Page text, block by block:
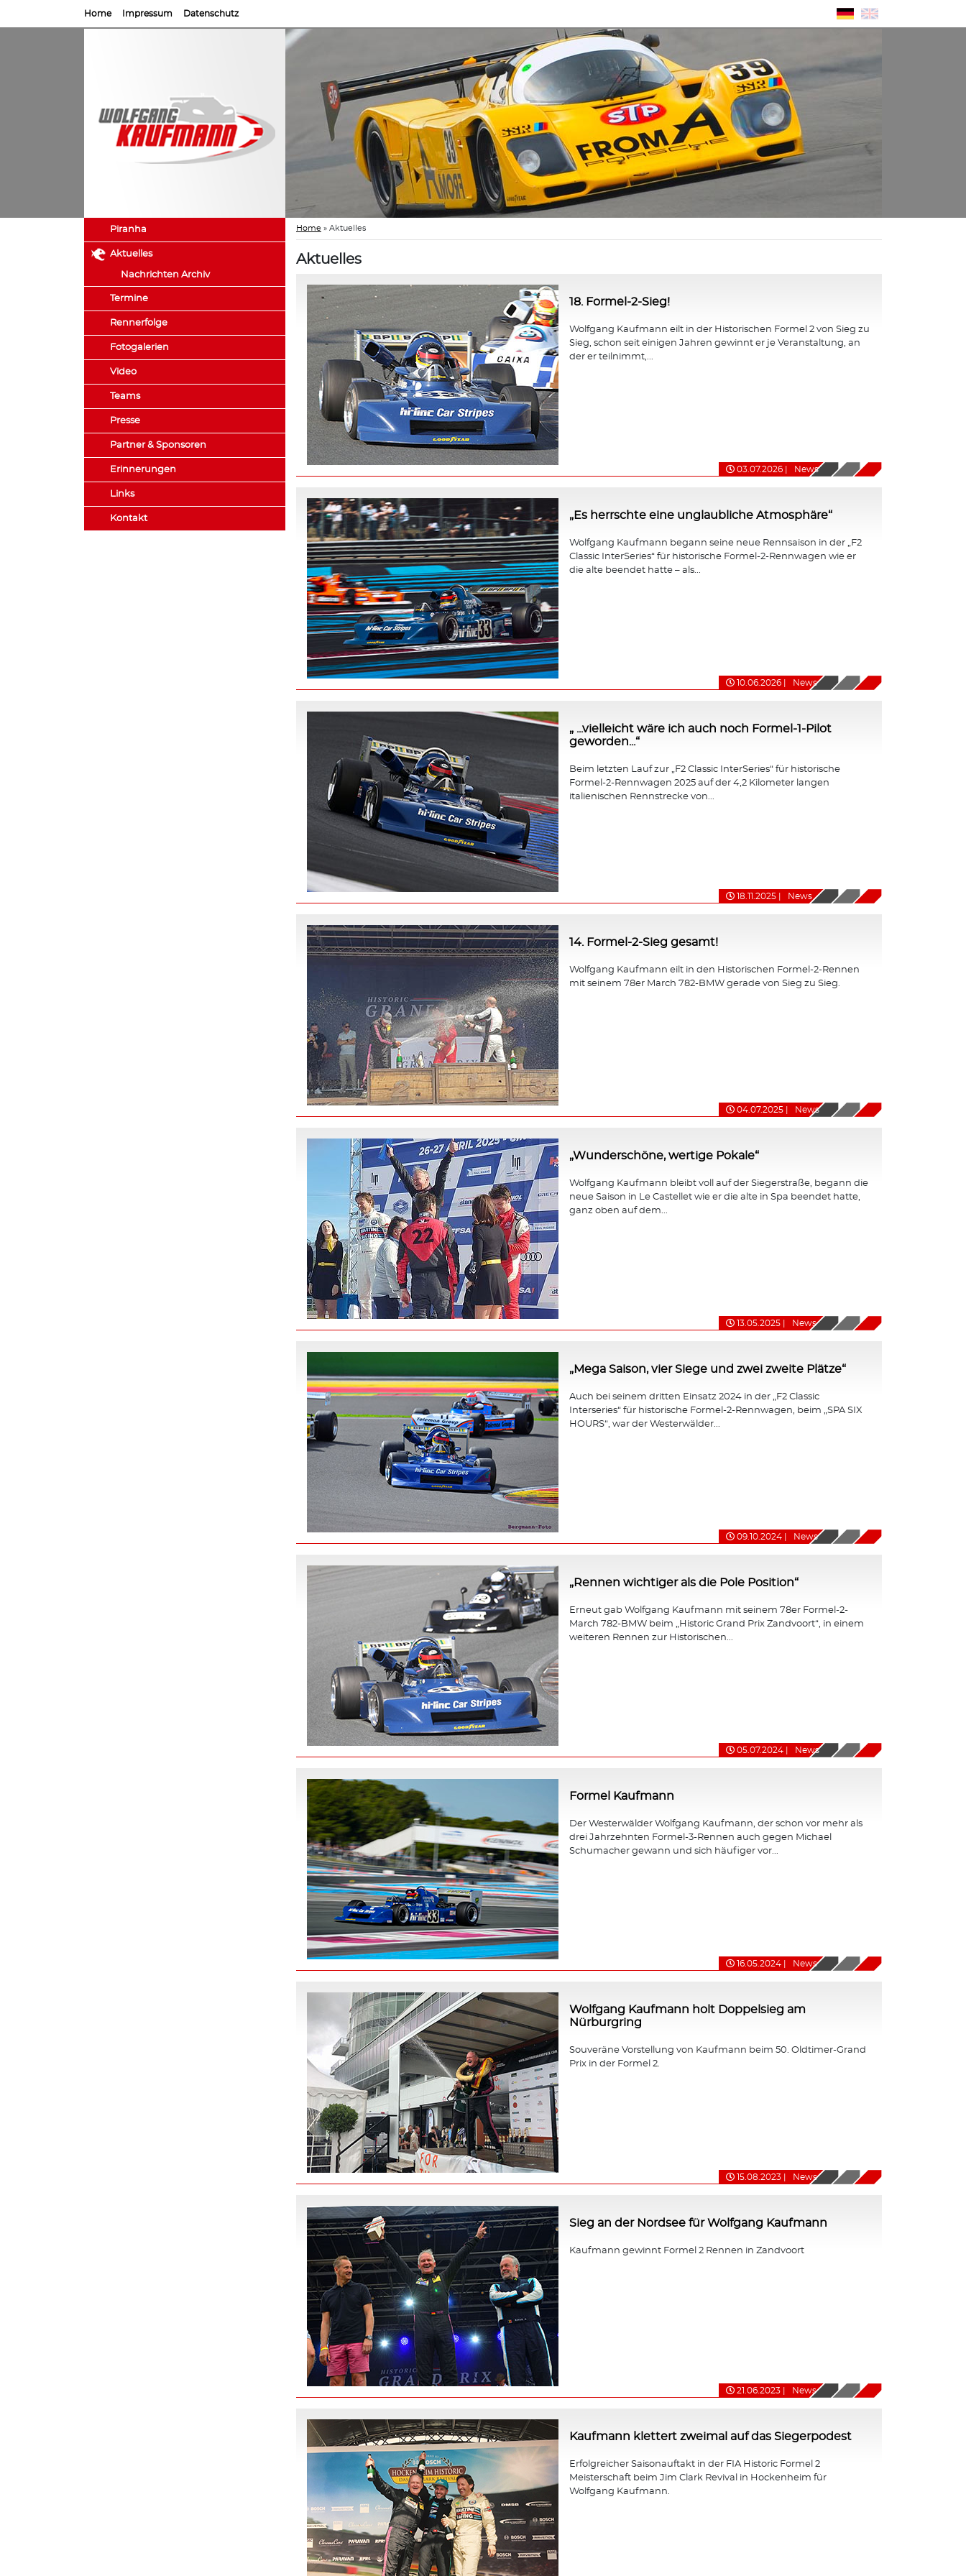
Home Impressum Datenschutz
Piranha
Aktuelles
Nachrichten Archiv
Termine
Rennerfolge
Fotogalerien
Video
Teams
Presse
Partner & Sponsoren
Erinnerungen
Links
Kontakt
Home » Aktuelles
Aktuelles
18. Formel-2-Sieg!
Wolfgang Kaufmann eilt in der Historischen Formel 2 von Sieg zu
Sieg, schon seit einigen Jahren gewinnt er je Veranstaltung, an
der er teilnimmt,...
03.07.2026 News
„Es herrschte eine unglaubliche Atmosphäre“
Wolfgang Kaufmann begann seine neue Rennsaison in der „F2
Classic InterSeries“ für historische Formel-2-Rennwagen wie er
die alte beendet hatte – als...
10.06.2026 News
„ ...vielleicht wäre ich auch noch Formel-1-Pilot
geworden...“
Beim letzten Lauf zur „F2 Classic InterSeries“ für historische
Formel-2-Rennwagen 2025 auf der 4,2 Kilometer langen
italienischen Rennstrecke von...
18.11.2025 News
14. Formel-2-Sieg gesamt!
Wolfgang Kaufmann eilt in den Historischen Formel-2-Rennen
mit seinem 78er March 782-BMW gerade von Sieg zu Sieg.
04.07.2025 News
„Wunderschöne, wertige Pokale“
Wolfgang Kaufmann bleibt voll auf der Siegerstraße, begann die
neue Saison in Le Castellet wie er die alte in Spa beendet hatte,
ganz oben auf dem...
13.05.2025 News
„Mega Saison, vier Siege und zwei zweite Plätze“
Auch bei seinem dritten Einsatz 2024 in der „F2 Classic
Interseries“ für historische Formel-2-Rennwagen, beim „SPA SIX
HOURS“, war der Westerwälder...
09.10.2024 News
„Rennen wichtiger als die Pole Position“
Erneut gab Wolfgang Kaufmann mit seinem 78er Formel-2-
March 782-BMW beim „Historic Grand Prix Zandvoort“, in einem
weiteren Rennen zur Historischen...
05.07.2024 News
Formel Kaufmann
Der Westerwälder Wolfgang Kaufmann, der schon vor mehr als
drei Jahrzehnten Formel-3-Rennen auch gegen Michael
Schumacher gewann und sich häufiger vor...
16.05.2024 News
Wolfgang Kaufmann holt Doppelsieg am
Nürburgring
Souveräne Vorstellung von Kaufmann beim 50. Oldtimer-Grand
Prix in der Formel 2.
15.08.2023 News
Sieg an der Nordsee für Wolfgang Kaufmann
Kaufmann gewinnt Formel 2 Rennen in Zandvoort
21.06.2023 News
Kaufmann klettert zweimal auf das Siegerpodest
Erfolgreicher Saisonauftakt in der FIA Historic Formel 2
Meisterschaft beim Jim Clark Revival in Hockenheim für
Wolfgang Kaufmann.